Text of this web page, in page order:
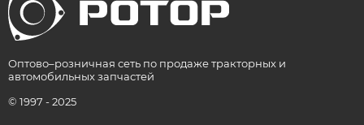
Оптово–розничная сеть по продаже тракторных и
автомобильных запчастей
© 1997 - 2025